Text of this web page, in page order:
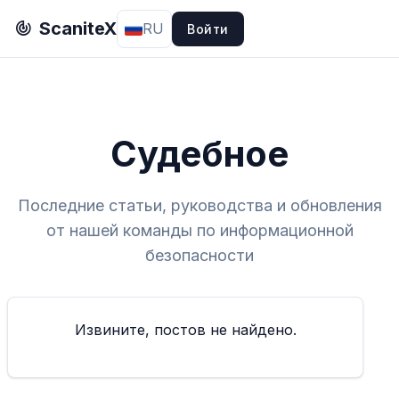
ScaniteX RU Войти
Судебное
Последние статьи, руководства и обновления
от нашей команды по информационной
безопасности
Извините, постов не найдено.